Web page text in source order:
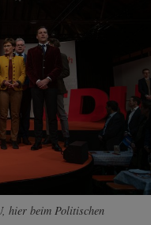
hier beim Politischen